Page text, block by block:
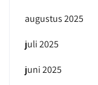
augustus 2025
juli 2025
juni 2025